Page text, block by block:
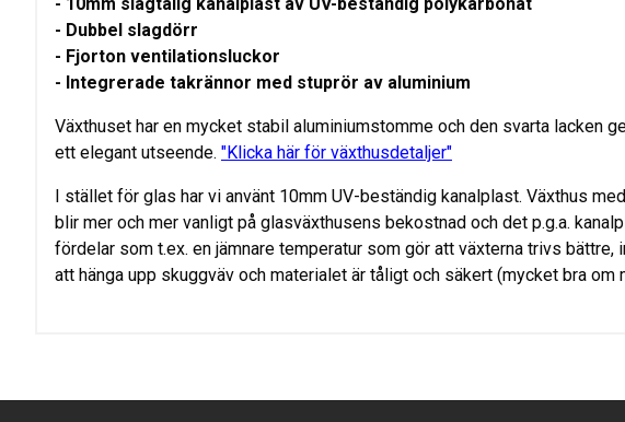
- Dubbel slagdörr
- Fjorton ventilationsluckor
- Integrerade takrännor med stuprör av aluminium
Växthuset har en mycket stabil aluminiumstomme och den svarta lacken
ett elegant utseende. "Klicka här för växthusdetaljer"
I stället för glas har vi använt 10mm UV-beständig kanalplast. Växthus
blir mer och mer vanligt på glasväxthusens bekostnad och det p.g.a.
fördelar som t.ex. en jämnare temperatur som gör att växterna trivs bättre,
att hänga upp skuggväv och materialet är tåligt och säkert (mycket bra om